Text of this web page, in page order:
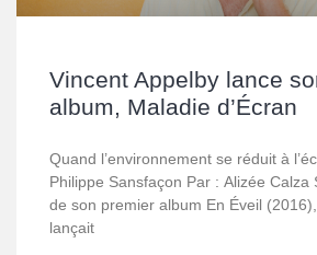
Vincent Appelby lance
album, Maladie d’Écran
Quand l’environnement se réduit à
Philippe Sansfaçon Par : Alizée Calza
de son premier album En Éveil
lançait